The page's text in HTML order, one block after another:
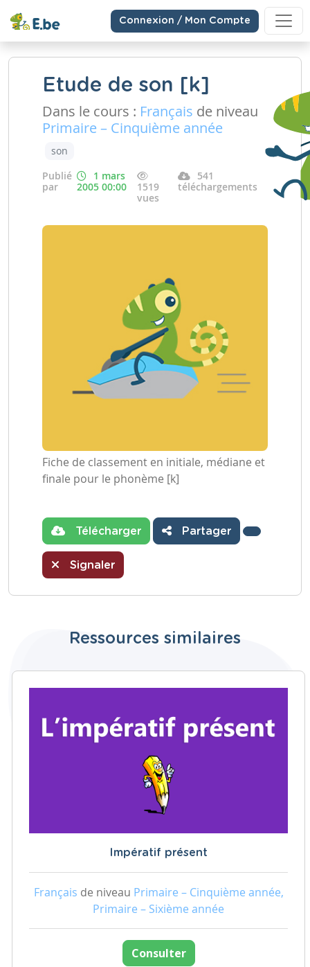
Connexion / Mon Compte
Etude de son [k]
Dans le cours : Français de niveau
Primaire – Cinquième année
son
Publié
par
1 mars
2005 00:00
1519
vues
541
téléchargements
Fiche de classement en initiale, médiane et
finale pour le phonème [k]
Télécharger Partager
Signaler
Ressources similaires
Impératif présent
Français de niveau Primaire – Cinquième année,
Primaire – Sixième année
Consulter